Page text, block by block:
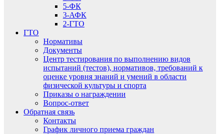
5-ФК
3-АФК
2-ГТО
ГТО
Нормативы
Документы
Центр тестирования по выполнению видов
испытаний (тестов), нормативов, требований к
оценке уровня знаний и умений в области
физической культуры и спорта
Приказы о награждении
Вопрос-ответ
Обратная связь
Контакты
График личного приема граждан